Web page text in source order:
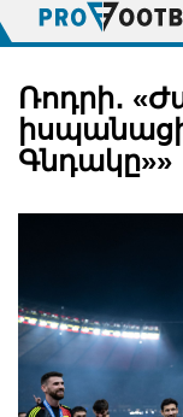
Ռոդրի․
Գնդակը»»